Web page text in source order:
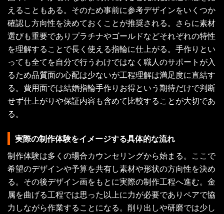
えることもある。そのため事前に参考デザインをいくつか
確認し方向性を決めておくことが推奨される。さらに素材
選びも重要でありプラチナやゴールドなどそれぞれの特性
を理解することで長く使える指輪に仕上がる。手作りとい
っても全てを自分で行うわけではなく職人のサポートが入
るため品質面の心配は少ないが工程理解は満足度に直結す
る。費用面では結婚指輪手作りお得という期待だけで判断
せず仕上がりや保証内容も含めて比較することが大切であ
る。
実際の制作体験をイメージする具体的な流れ
制作体験は多くの場合カウンセリングから始まる。ここで
希望のデザインや予算を共有し素材や形状の方向性を決め
る。その後デザイン画をもとに実際の制作工程へ進む。金
属を曲げる工程では思った以上に力が必要でありペアで協
力しながら作業することになる。削り出しや研磨では少し